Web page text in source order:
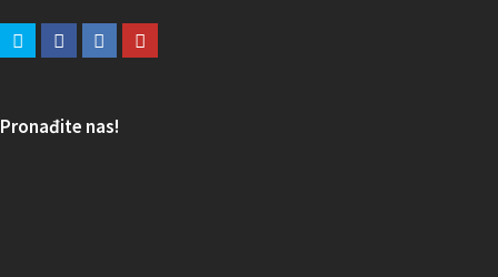
Pronađite nas!